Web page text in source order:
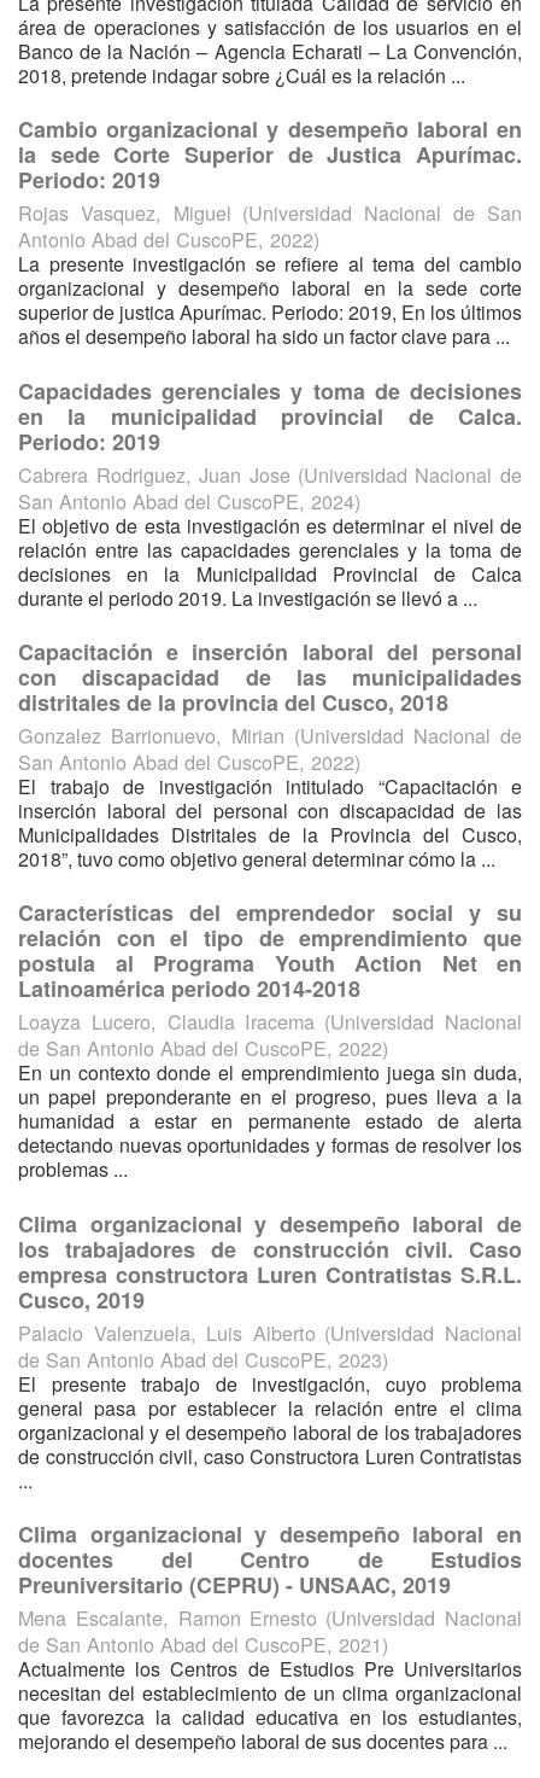
área de operaciones y satisfacción de los usuarios en el
Banco de la Nación – Agencia Echarati – La Convención,
2018, pretende indagar sobre ¿Cuál es la relación ...
Cambio organizacional y desempeño laboral en
la sede Corte Superior de Justica Apurímac.
Periodo: 2019
Rojas Vasquez, Miguel (Universidad Nacional de San
Antonio Abad del CuscoPE, 2022)
La presente investigación se refiere al tema del cambio
organizacional y desempeño laboral en la sede corte
superior de justica Apurímac. Periodo: 2019, En los últimos
años el desempeño laboral ha sido un factor clave para ...
Capacidades gerenciales y toma de decisiones
en la municipalidad provincial de Calca.
Periodo: 2019
Cabrera Rodriguez, Juan Jose (Universidad Nacional de
San Antonio Abad del CuscoPE, 2024)
El objetivo de esta investigación es determinar el nivel de
relación entre las capacidades gerenciales y la toma de
decisiones en la Municipalidad Provincial de Calca
durante el periodo 2019. La investigación se llevó a ...
Capacitación e inserción laboral del personal
con discapacidad de las municipalidades
distritales de la provincia del Cusco, 2018
Gonzalez Barrionuevo, Mirian (Universidad Nacional de
San Antonio Abad del CuscoPE, 2022)
El trabajo de investigación intitulado “Capacitación e
inserción laboral del personal con discapacidad de las
Municipalidades Distritales de la Provincia del Cusco,
2018”, tuvo como objetivo general determinar cómo la ...
Características del emprendedor social y su
relación con el tipo de emprendimiento que
postula al Programa Youth Action Net en
Latinoamérica periodo 2014-2018
Loayza Lucero, Claudia Iracema (Universidad Nacional
de San Antonio Abad del CuscoPE, 2022)
En un contexto donde el emprendimiento juega sin duda,
un papel preponderante en el progreso, pues lleva a la
humanidad a estar en permanente estado de alerta
detectando nuevas oportunidades y formas de resolver los
problemas ...
Clima organizacional y desempeño laboral de
los trabajadores de construcción civil. Caso
empresa constructora Luren Contratistas S.R.L.
Cusco, 2019
Palacio Valenzuela, Luis Alberto (Universidad Nacional
de San Antonio Abad del CuscoPE, 2023)
El presente trabajo de investigación, cuyo problema
general pasa por establecer la relación entre el clima
organizacional y el desempeño laboral de los trabajadores
de construcción civil, caso Constructora Luren Contratistas
...
Clima organizacional y desempeño laboral en
docentes del Centro de Estudios
Preuniversitario (CEPRU) - UNSAAC, 2019
Mena Escalante, Ramon Ernesto (Universidad Nacional
de San Antonio Abad del CuscoPE, 2021)
Actualmente los Centros de Estudios Pre Universitarios
necesitan del establecimiento de un clima organizacional
que favorezca la calidad educativa en los estudiantes,
mejorando el desempeño laboral de sus docentes para ...